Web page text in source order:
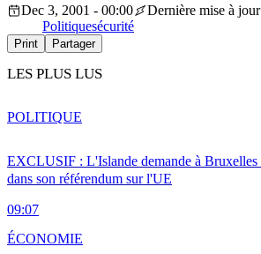
Dec 3, 2001 - 00:00
Dernière mise à
Politiquesécurité
Print Partager
LES PLUS LUS
EXCLUSIF : L'Islande demande à Bruxelles
dans son référendum sur l'UE
09:07
POLITIQUE
ÉCONOMIE